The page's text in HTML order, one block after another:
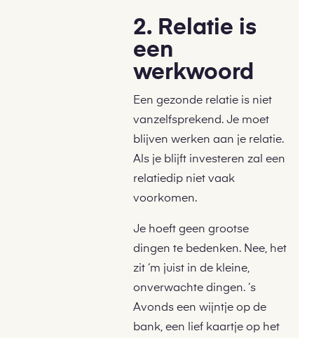
2. Relatie is
een
werkwoord
Een gezonde relatie is niet
vanzelfsprekend. Je moet
blijven werken aan je relatie.
Als je blijft investeren zal een
relatiedip niet vaak
voorkomen.
Je hoeft geen grootse
dingen te bedenken. Nee, het
zit ‘m juist in de kleine,
onverwachte dingen. ‘s
Avonds een wijntje op de
bank, een lief kaartje op het